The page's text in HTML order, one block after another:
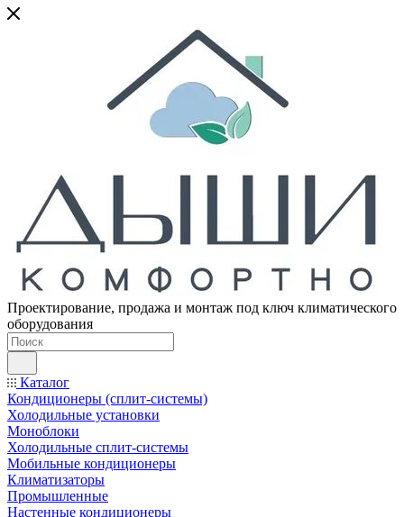
Проектирование, продажа и монтаж под ключ климатического
оборудования
Каталог
Кондиционеры (сплит-системы)
Холодильные установки
Моноблоки
Холодильные сплит-системы
Мобильные кондиционеры
Климатизаторы
Промышленные
Настенные кондиционеры